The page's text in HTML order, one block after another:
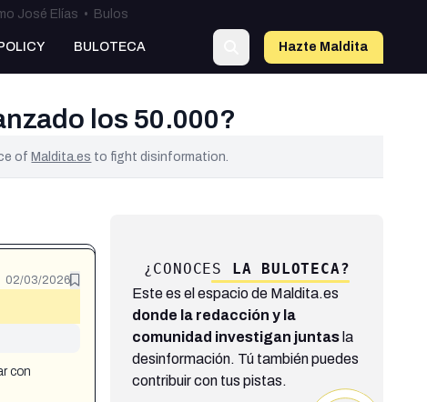
José Elías • Bulos
BULOTECA Hazte Maldita
los 50.000?
ofMaldita.es to fight disinformation.
02/03/2026
con
¿CONOCES LA BULOTECA?
Este es el espacio de Maldita.es
donde la redacción y la
comunidad investigan juntasla
desinformación. Tú también puedes
contribuir con tus pistas.